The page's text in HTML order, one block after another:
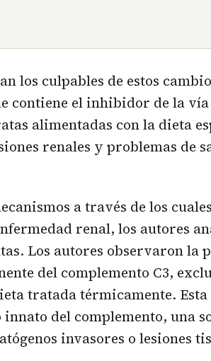
los culpables de estos
contiene el inhibidor de la vía
alimentadas con la dieta
renales y problemas de
a través de los
renal, los autores
Los autores observaron la
del complemento C3,
tratada térmicamente.
del complemento, una
invasores o lesiones